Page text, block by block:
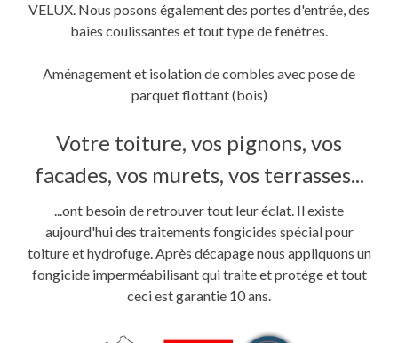
VELUX. Nous posons également des portes d'entrée, des
baies coulissantes et tout type de fenêtres.
Aménagement et isolation de combles avec pose de
parquet flottant (bois)
Votre toiture, vos pignons, vos
facades, vos murets, vos terrasses...
...ont besoin de retrouver tout leur éclat. Il existe
aujourd'hui des traitements fongicides spécial pour
toiture et hydrofuge. Après décapage nous appliquons un
fongicide imperméabilisant qui traite et protége et tout
ceci est garantie 10 ans.